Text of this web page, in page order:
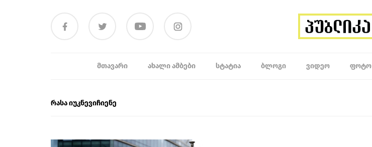
ᲛᲗᲐᲕᲐᲠᲘ ᲐᲮᲐᲚᲘ ᲐᲛᲑᲔᲑᲘ ᲡᲢᲐᲢᲘᲐ ᲑᲚᲝᲒᲘ ᲕᲘᲓᲔᲝ ᲤᲝᲢᲝ
რასა იუკნევიჩიენე